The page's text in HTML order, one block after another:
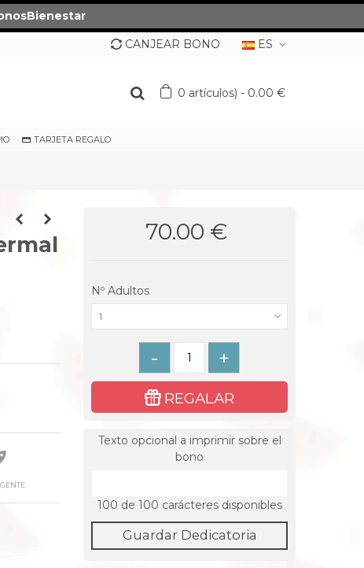
ES
CANJEAR BONO
0 artículos) - 0.00 €
TARJETA REGALO
70.00 €
Nº Adultos
1
- +
REGALAR
Texto opcional a imprimir sobre el
bono
100 de 100 carácteres disponibles
Guardar Dedicatoria